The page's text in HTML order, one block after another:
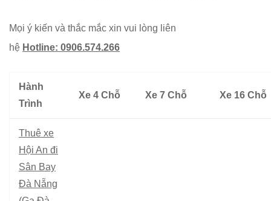
Mọi ý kiến và thắc mắc xin vui lòng liên
hệ Hotline: 0906.574.266
Hành
Trình
Xe 4 Chỗ Xe 7 Chỗ Xe 16 Chỗ
Thuê xe
Hội An đi
Sân Bay
Đà Nẵng